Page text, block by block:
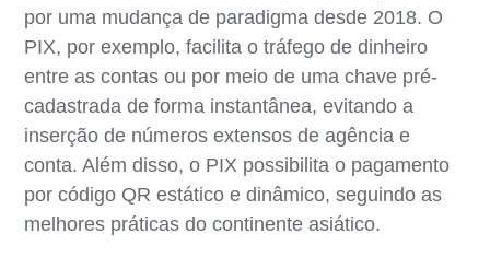
por uma mudança de paradigma desde 2018. O
PIX, por exemplo, facilita o tráfego de dinheiro
entre as contas ou por meio de uma chave pré-
cadastrada de forma instantânea, evitando a
inserção de números extensos de agência e
conta. Além disso, o PIX possibilita o pagamento
por código QR estático e dinâmico, seguindo as
melhores práticas do continente asiático.